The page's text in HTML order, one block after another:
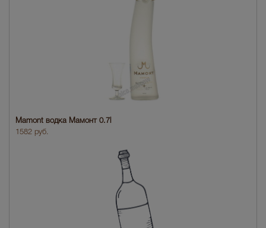
Mamont водка Мамонт 0.7l
1582 руб.